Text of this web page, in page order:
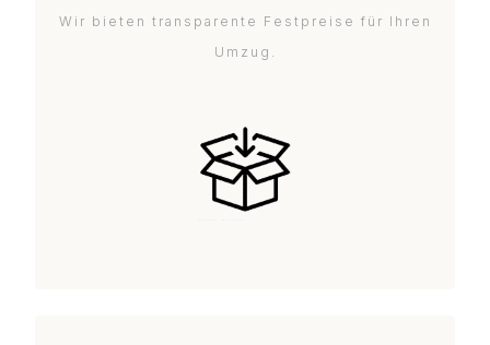
Wir bieten transparente Festpreise für Ihren
Umzug.